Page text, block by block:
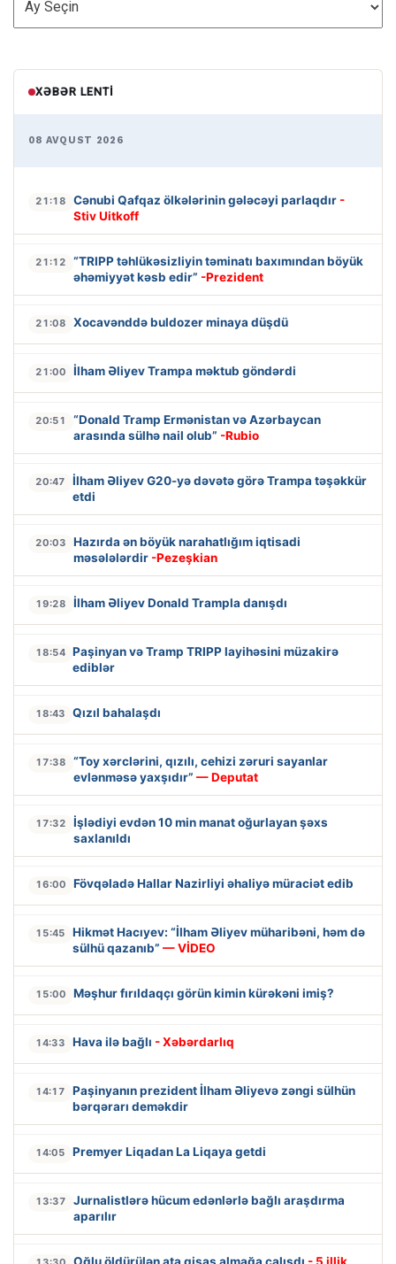
XƏBƏR LENTI
08 AVQUST 2026
21:18 Cənubi Qafqaz ölkələrinin gələcəyi parlaqdır -
Stiv Uitkoff
21:12
“TRIPP təhlükəsizliyin təminatı baxımından böyük
əhəmiyyət kəsb edir” -Prezident
21:08 Xocavənddə buldozer minaya düşdü
21:00 İlham Əliyev Trampa məktub göndərdi
20:51
“Donald Tramp Ermənistan və Azərbaycan
arasında sülhə nail olub” -Rubio
20:47
İlham Əliyev G20-yə dəvətə görə Trampa təşəkkür
etdi
20:03
Hazırda ən böyük narahatlığım iqtisadi
məsələlərdir -Pezeşkian
19:28 İlham Əliyev Donald Trampla danışdı
18:54 Paşinyan və Tramp TRIPP layihəsini müzakirə
ediblər
18:43 Qızıl bahalaşdı
17:38
“Toy xərclərini, qızılı, cehizi zəruri sayanlar
evlənməsə yaxşıdır” — Deputat
17:32
İşlədiyi evdən 10 min manat oğurlayan şəxs
saxlanıldı
16:00 Fövqəladə Hallar Nazirliyi əhaliyə müraciət edib
15:45
Hikmət Hacıyev: “İlham Əliyev müharibəni, həm də
sülhü qazanıb” — VİDEO
15:00 Məşhur fırıldaqçı görün kimin kürəkəni imiş?
14:33 Hava ilə bağlı - Xəbərdarlıq
14:17
Paşinyanın prezident İlham Əliyevə zəngi sülhün
bərqərarı deməkdir
14:05 Premyer Liqadan La Liqaya getdi
13:37
Jurnalistlərə hücum edənlərlə bağlı araşdırma
aparılır